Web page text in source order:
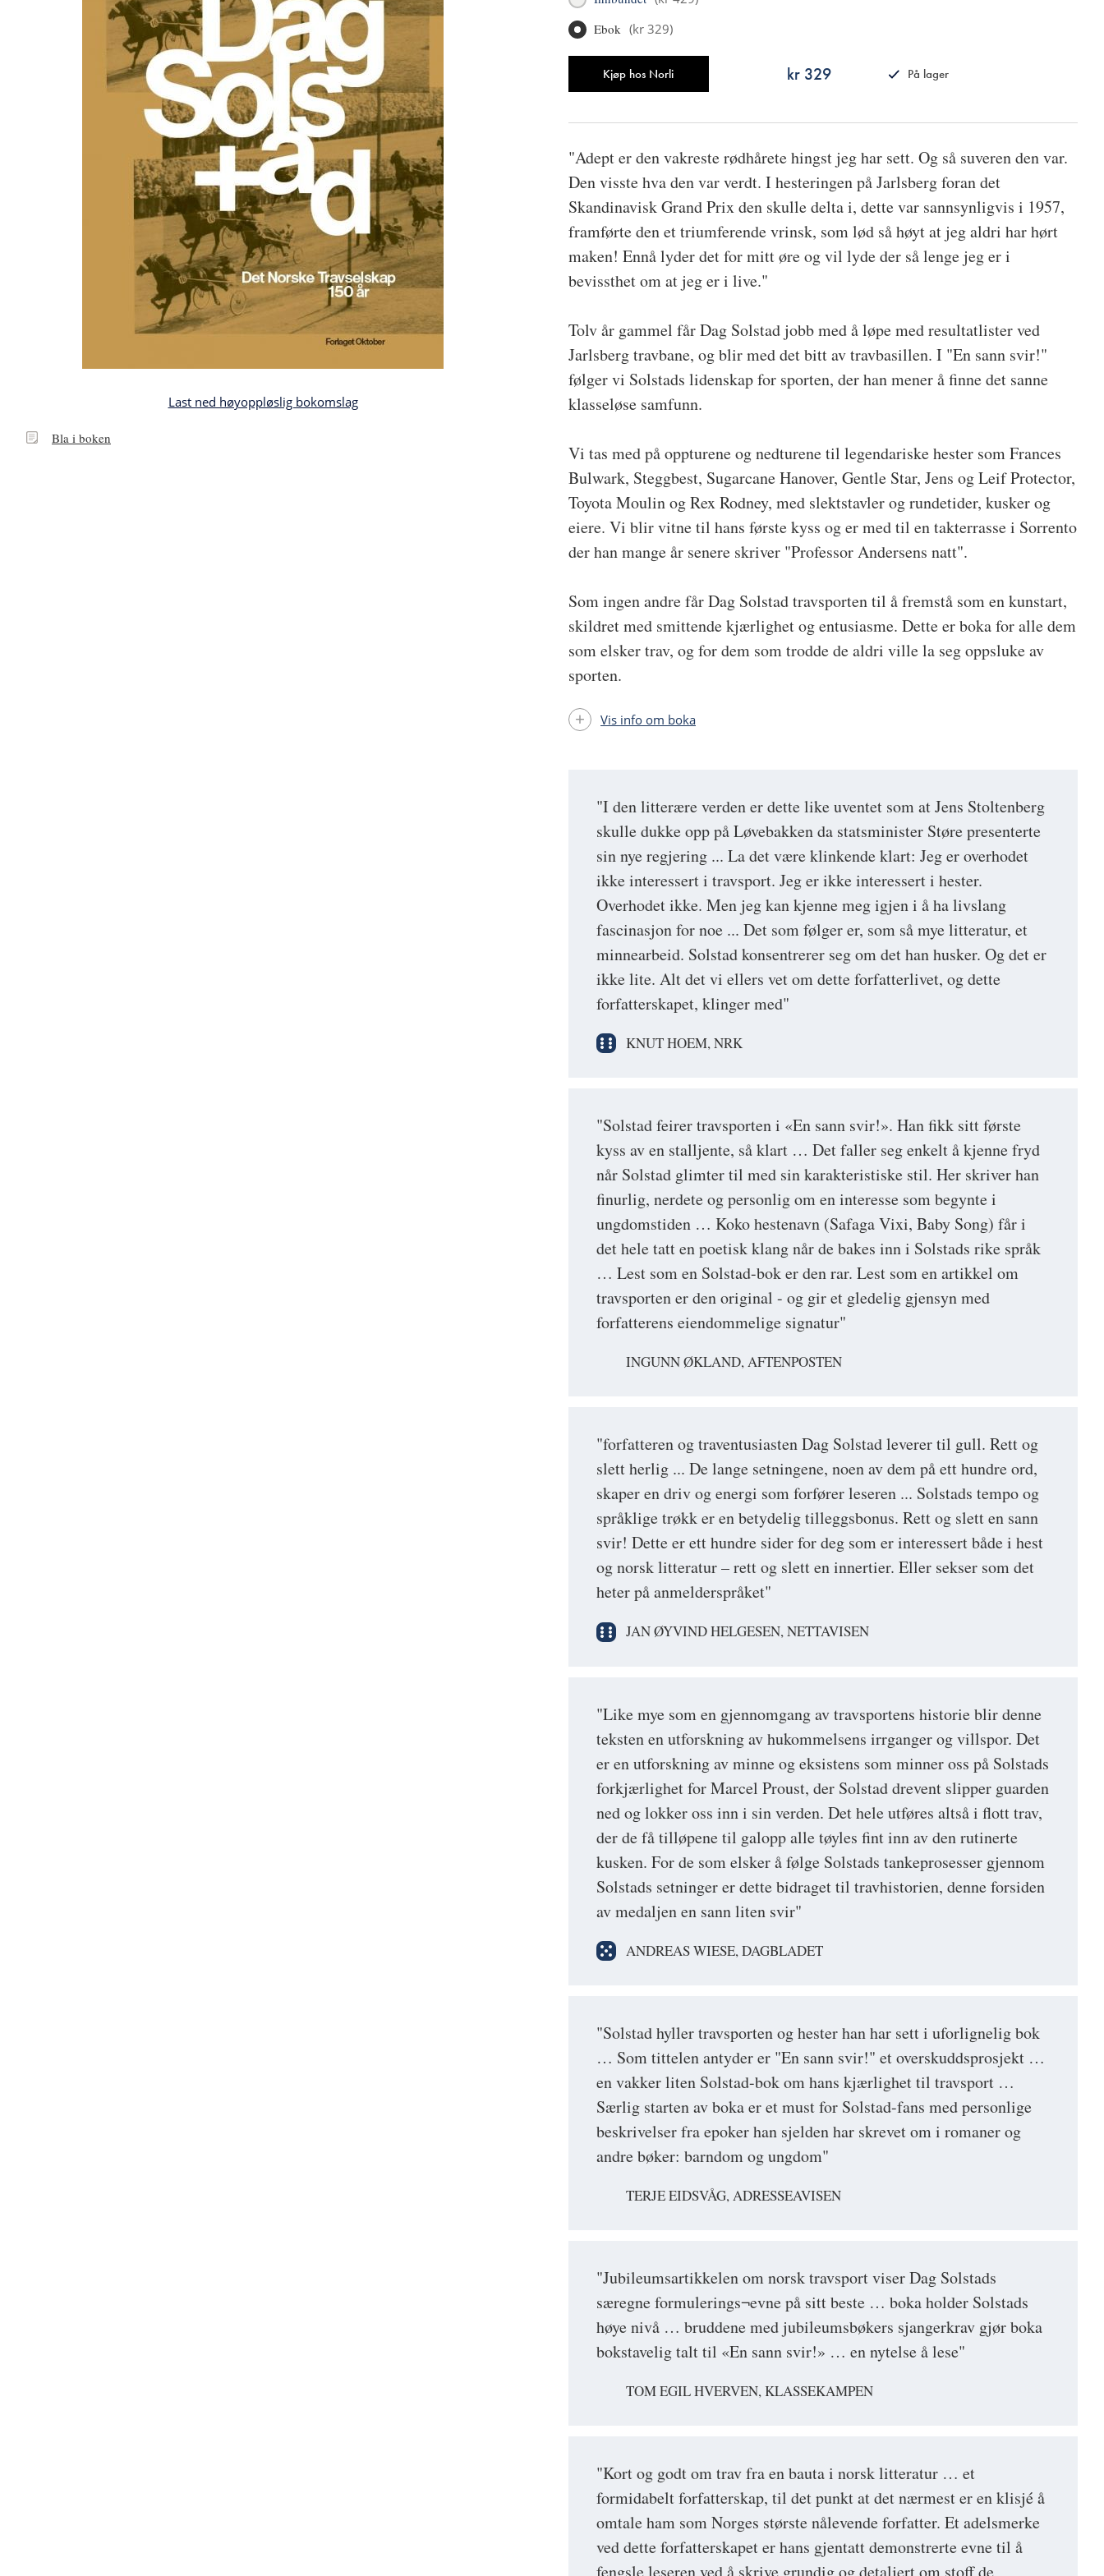
Last ned høyoppløslig bokomslag
BlaBla i boken
Ebok (kr 329)
Kjøp hos Norli kr 329
På lager
"I den litterære verden er dette like uventet som at Jens Stoltenberg
skulle dukke opp på Løvebakken da statsminister Støre presenterte
sin nye regjering ... La det være klinkende klart: Jeg er overhodet
ikke interessert i travsport. Jeg er ikke interessert i hester.
Overhodet ikke. Men jeg kan kjenne meg igjen i å ha livslang
fascinasjon for noe ... Det som følger er, som så mye litteratur, et
minnearbeid. Solstad konsentrerer seg om det han husker. Og det er
ikke lite. Alt det vi ellers vet om dette forfatterlivet, og dette
forfatterskapet, klinger med"
KNUT HOEM, NRK
"Solstad feirer travsporten i «En sann svir!». Han fikk sitt første
kyss av en stalljente, så klart … Det faller seg enkelt å kjenne fryd
når Solstad glimter til med sin karakteristiske stil. Her skriver han
finurlig, nerdete og personlig om en interesse som begynte i
ungdomstiden … Koko hestenavn (Safaga Vixi, Baby Song) får i
det hele tatt en poetisk klang når de bakes inn i Solstads rike språk
… Lest som en Solstad-bok er den rar. Lest som en artikkel om
travsporten er den original - og gir et gledelig gjensyn med
forfatterens eiendommelige signatur"
INGUNN ØKLAND, AFTENPOSTEN
"forfatteren og traventusiasten Dag Solstad leverer til gull. Rett og
slett herlig ... De lange setningene, noen av dem på ett hundre ord,
skaper en driv og energi som forfører leseren ... Solstads tempo og
språklige trøkk er en betydelig tilleggsbonus. Rett og slett en sann
svir! Dette er ett hundre sider for deg som er interessert både i hest
og norsk litteratur – rett og slett en innertier. Eller sekser som det
heter på anmelderspråket"
JAN ØYVIND HELGESEN, NETTAVISEN
"Like mye som en gjennomgang av travsportens historie blir denne
teksten en utforskning av hukommelsens irrganger og villspor. Det
er en utforskning av minne og eksistens som minner oss på Solstads
forkjærlighet for Marcel Proust, der Solstad drevent slipper guarden
ned og lokker oss inn i sin verden. Det hele utføres altså i flott trav,
der de få tilløpene til galopp alle tøyles fint inn av den rutinerte
kusken. For de som elsker å følge Solstads tankeprosesser gjennom
Solstads setninger er dette bidraget til travhistorien, denne forsiden
av medaljen en sann liten svir"
ANDREAS WIESE, DAGBLADET
"Solstad hyller travsporten og hester han har sett i uforlignelig bok
… Som tittelen antyder er "En sann svir!" et overskuddsprosjekt …
en vakker liten Solstad-bok om hans kjærlighet til travsport …
Særlig starten av boka er et must for Solstad-fans med personlige
beskrivelser fra epoker han sjelden har skrevet om i romaner og
andre bøker: barndom og ungdom"
TERJE EIDSVÅG, ADRESSEAVISEN
"Jubileumsartikkelen om norsk travsport viser Dag Solstads
særegne formulerings¬evne på sitt beste … boka holder Solstads
høye nivå … bruddene med jubileumsbøkers sjangerkrav gjør boka
bokstavelig talt til «En sann svir!» … en nytelse å lese"
TOM EGIL HVERVEN, KLASSEKAMPEN
"Kort og godt om trav fra en bauta i norsk litteratur … et
formidabelt forfatterskap, til det punkt at det nærmest er en klisjé å
omtale ham som Norges største nålevende forfatter. Et adelsmerke
ved dette forfatterskapet er hans gjentatt demonstrerte evne til å
fengsle leseren ved å skrive grundig og detaljert om stoff de
"Adept er den vakreste rødhårete hingst jeg har sett. Og så suveren den var.
Den visste hva den var verdt. I hesteringen på Jarlsberg foran det
Skandinavisk Grand Prix den skulle delta i, dette var sannsynligvis i 1957,
framførte den et triumferende vrinsk, som lød så høyt at jeg aldri har hørt
maken! Ennå lyder det for mitt øre og vil lyde der så lenge jeg er i
bevissthet om at jeg er i live."
Tolv år gammel får Dag Solstad jobb med å løpe med resultatlister ved
Jarlsberg travbane, og blir med det bitt av travbasillen. I "En sann svir!"
følger vi Solstads lidenskap for sporten, der han mener å finne det sanne
klasseløse samfunn.
Vi tas med på oppturene og nedturene til legendariske hester som Frances
Bulwark, Steggbest, Sugarcane Hanover, Gentle Star, Jens og Leif Protector,
Toyota Moulin og Rex Rodney, med slektstavler og rundetider, kusker og
eiere. Vi blir vitne til hans første kyss og er med til en takterrasse i Sorrento
der han mange år senere skriver "Professor Andersens natt".
Som ingen andre får Dag Solstad travsporten til å fremstå som en kunstart,
skildret med smittende kjærlighet og entusiasme. Dette er boka for alle dem
som elsker trav, og for dem som trodde de aldri ville la seg oppsluke av
sporten.
Vis info om boka